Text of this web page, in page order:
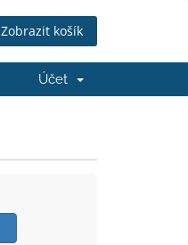
Zobrazit košík
Účet